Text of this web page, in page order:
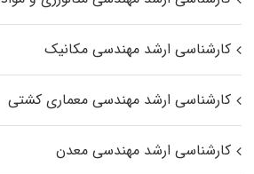
کارشناسی ارشد مهندسی مکانیک
کارشناسی ارشد مهندسی معماری کشتی
کارشناسی ارشد مهندسی معدن